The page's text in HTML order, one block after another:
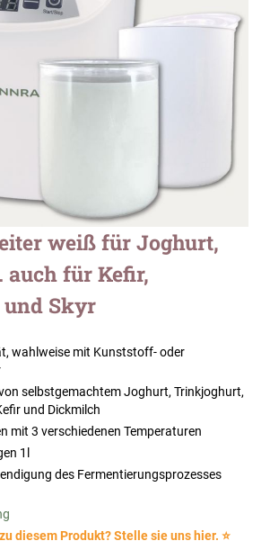
weiß für Joghurt,
auch für Kefir,
Skyr
wahlweise mit Kunststoff- oder
selbstgemachtem Joghurt, Trinkjoghurt,
und Dickmilch
mit 3 verschiedenen Temperaturen
1l
des Fermentierungsprozesses
diesem Produkt? Stelle sie uns hier. ⭐